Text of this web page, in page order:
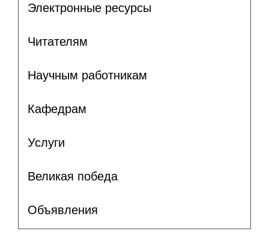
Электронные ресурсы
Читателям
Научным работникам
Кафедрам
Услуги
Великая победа
Объявления